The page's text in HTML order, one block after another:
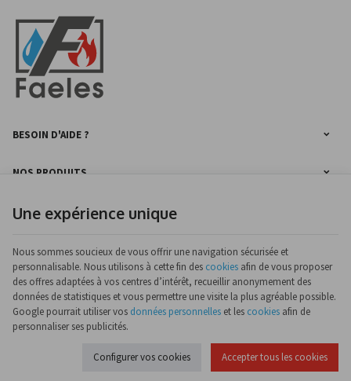
BESOIN D'AIDE ?
NOS PRODUITS
INFORMATIONS
SUIVEZ-NOUS SUR FACEBOOK
ETS Philippe Faeles | N° d'entreprise : 0424.965.512 |Mentions légales & Contact |
Conditions générales
E-net Business , accélérateur d'e-commerce pour commerçants,
Une expérience unique
Nous sommes soucieux de vous offrir une navigation sécurisée et
personnalisable. Nous utilisons à cette fin des cookies afin de vous proposer
des offres adaptées à vos centres d’intérêt, recueillir anonymement des
données de statistiques et vous permettre une visite la plus agréable possible.
Google pourrait utiliser vos données personnelles et les cookies afin de
personnaliser ses publicités.
Configurer vos cookies Accepter tous les cookies